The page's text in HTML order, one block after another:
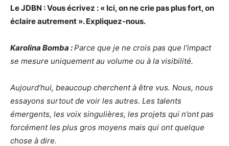
Le JDBN : Vous écrivez : « Ici, on ne crie pas plus fort, on
éclaire autrement ». Expliquez-nous.
Karolina Bomba :Parce que je ne crois pas que l’impact
se mesure uniquement au volume ou à la visibilité.
Aujourd’hui, beaucoup cherchent à être vus. Nous, nous
essayons surtout de voir les autres. Les talents
émergents, les voix singulières, les projets qui n’ont pas
forcément les plus gros moyens mais qui ont quelque
chose à dire.